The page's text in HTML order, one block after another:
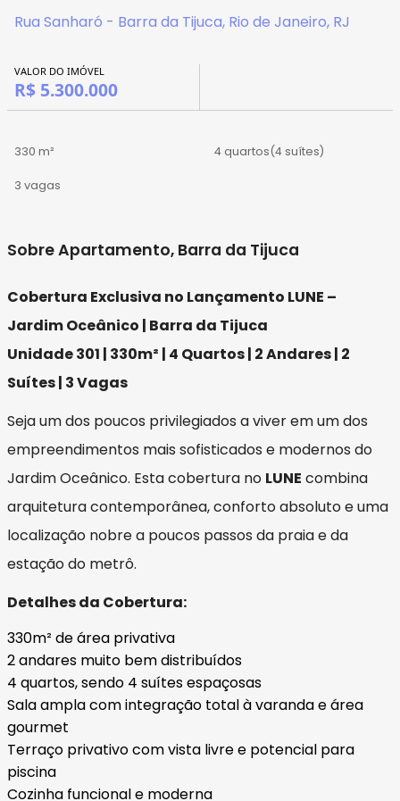
Rua Sanharó - Barra da Tijuca, Rio de Janeiro, RJ
VALOR DO IMÓVEL
R$ 5.300.000
330 m² 4 quartos(4 suítes)
3 vagas
Sobre Apartamento, Barra da Tijuca
Cobertura Exclusiva no Lançamento LUNE –
Jardim Oceânico | Barra da Tijuca
Unidade 301 | 330m² | 4 Quartos | 2 Andares | 2
Suítes | 3 Vagas
Seja um dos poucos privilegiados a viver em um dos
empreendimentos mais sofisticados e modernos do
Jardim Oceânico. Esta cobertura no LUNE combina
arquitetura contemporânea, conforto absoluto e uma
localização nobre a poucos passos da praia e da
estação do metrô.
Detalhes da Cobertura:
330m² de área privativa
2 andares muito bem distribuídos
4 quartos, sendo 4 suítes espaçosas
Sala ampla com integração total à varanda e área
gourmet
Terraço privativo com vista livre e potencial para
piscina
Cozinha funcional e moderna